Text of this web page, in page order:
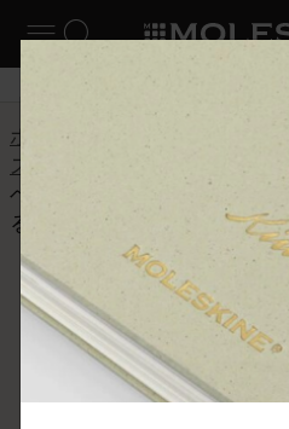
ナビゲーションの
検索 (キーワー
6,500円以上のご
ーを閉じる
ホーム
スマートライティングセット
ベクター形式に変換するた
る方法はありますか？
よくある質問に戻る
ベクター形式に変
画像をエクスポー